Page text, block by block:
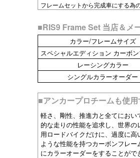
フレームセットから完成車にする為
■RIS9 Frame Set 当店＆メ
カラー/フレームサイズ
スペシャルエディション カーボ
レーシングカラー
シングルカラーオーダー
■アンカープロチームも使用
軽さ、剛性、推進力と全てにお
的な走りの性能を追求し、世界
用ロードバイクだけに、過度に
ような性能を持つカーボンフレ
にカラーオーダーをすることがで